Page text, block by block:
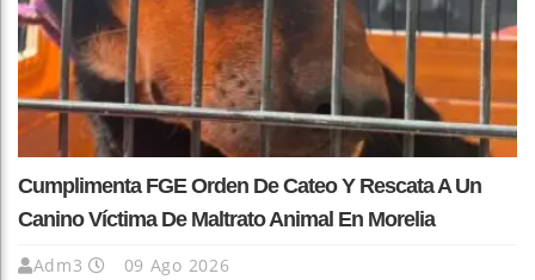
Cumplimenta FGE Orden De Cateo Y Rescata A Un
Canino Víctima De Maltrato Animal En Morelia
Adm3 09 Ago 2026